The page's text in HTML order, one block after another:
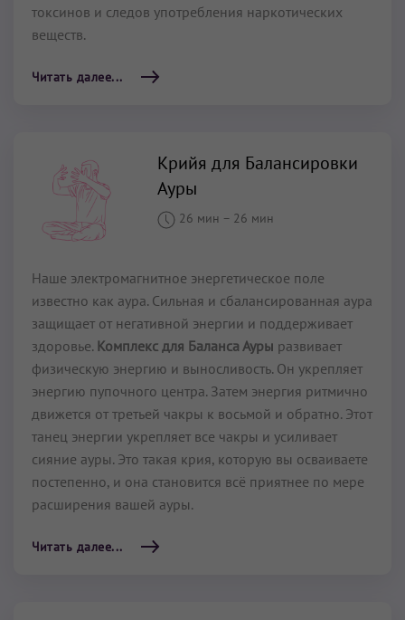
токсинов и следов употребления наркотических
веществ.
Читать далее...
Крийя для Балансировки
Ауры
26 мин – 26 мин
Наше электромагнитное энергетическое поле
известно как аура. Сильная и сбалансированная аура
защищает от негативной энергии и поддерживает
здоровье. Комплекс для Баланса Ауры развивает
физическую энергию и выносливость. Он укрепляет
энергию пупочного центра. Затем энергия ритмично
движется от третьей чакры к восьмой и обратно. Этот
танец энергии укрепляет все чакры и усиливает
сияние ауры. Это такая крия, которую вы осваиваете
постепенно, и она становится всё приятнее по мере
расширения вашей ауры.
Читать далее...